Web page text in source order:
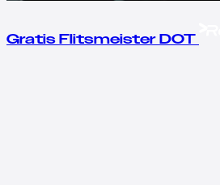
Gratis Flitsmeister DOT